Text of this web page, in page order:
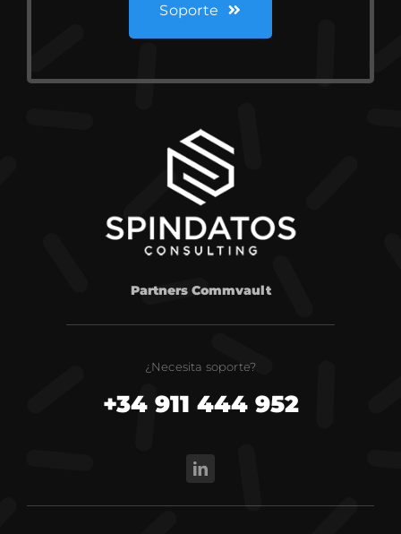
Soporte
Partners Commvault
¿Necesita soporte?
+34 911 444 952